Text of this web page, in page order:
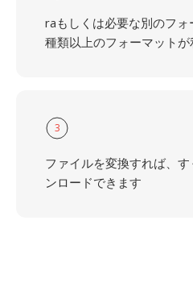
raもしくは必要な別のフ
種類以上のフォーマットが
3
ファイルを変換すれば、
ンロードできます